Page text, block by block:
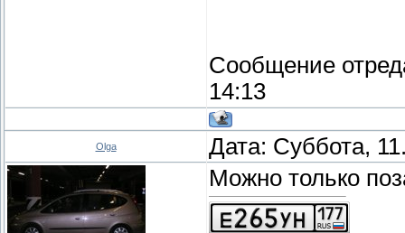
Сообщение
14:13
Olga Дата: Суббота,
Можно только